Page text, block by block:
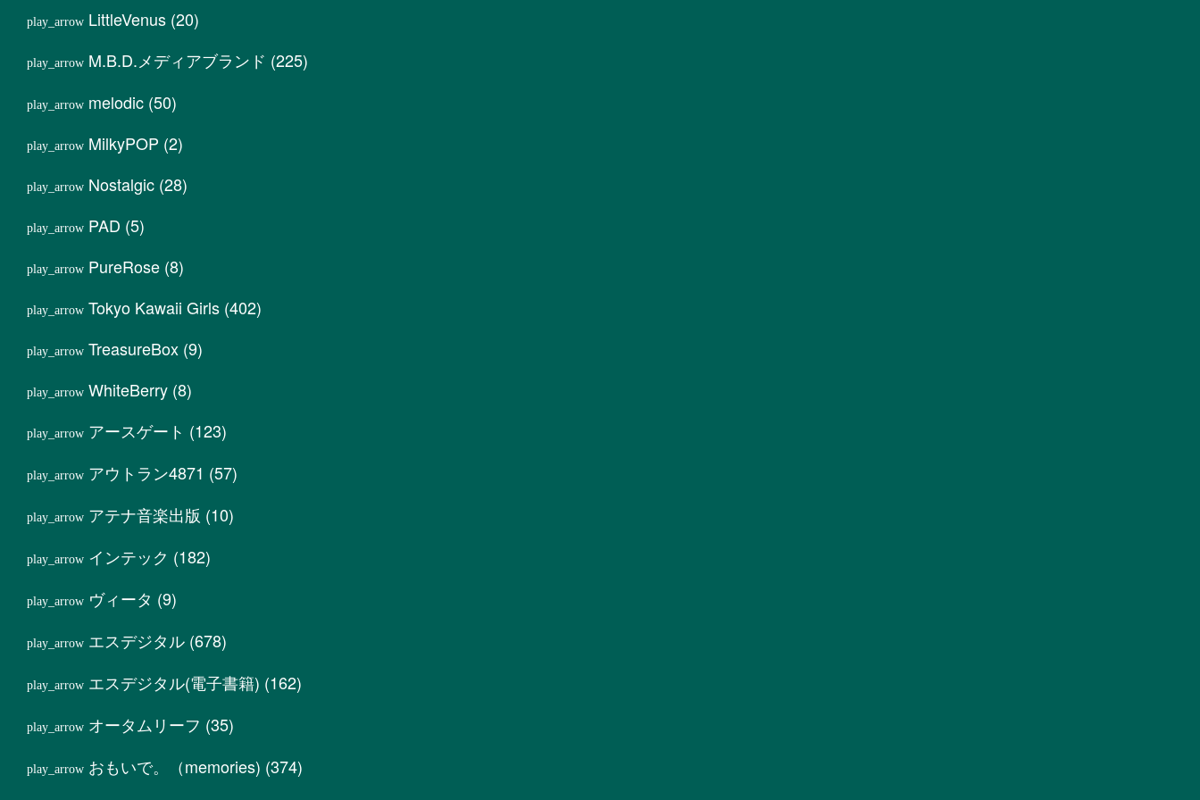
LittleVenus (20)
M.B.D.メディアブランド (225)
melodic (50)
MilkyPOP (2)
Nostalgic (28)
PAD (5)
PureRose (8)
Tokyo Kawaii Girls (402)
TreasureBox (9)
WhiteBerry (8)
アースゲート (123)
アウトラン4871 (57)
アテナ音楽出版 (10)
インテック (182)
ヴィータ (9)
エスデジタル (678)
エスデジタル(電子書籍) (162)
オータムリーフ (35)
おもいで。（memories) (374)